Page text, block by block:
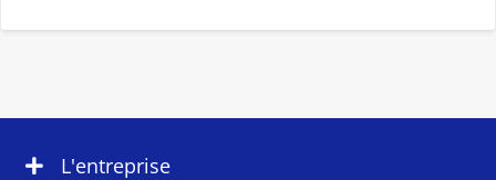
L'entreprise